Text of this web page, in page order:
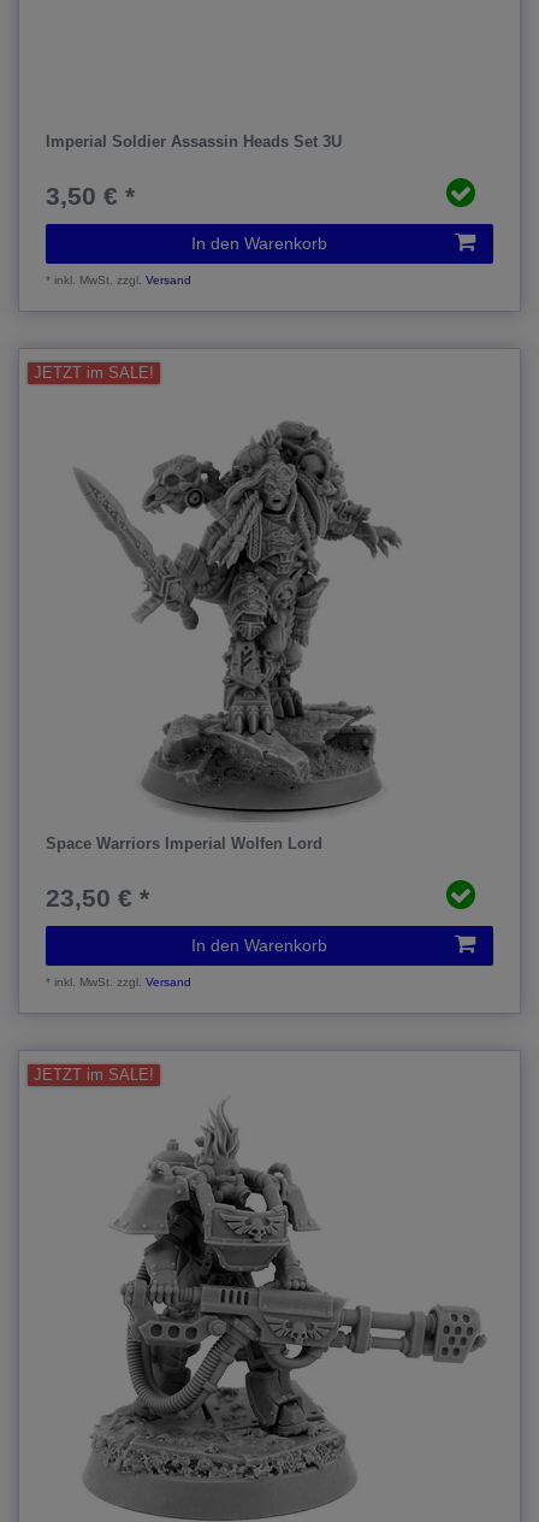
Imperial Soldier Assassin Heads Set 3U
3,50 € *
In den Warenkorb
*inkl. MwSt. zzgl.Versand
JETZT im SALE!
Space Warriors Imperial Wolfen Lord
23,50 € *
In den Warenkorb
*inkl. MwSt. zzgl.Versand
JETZT im SALE!